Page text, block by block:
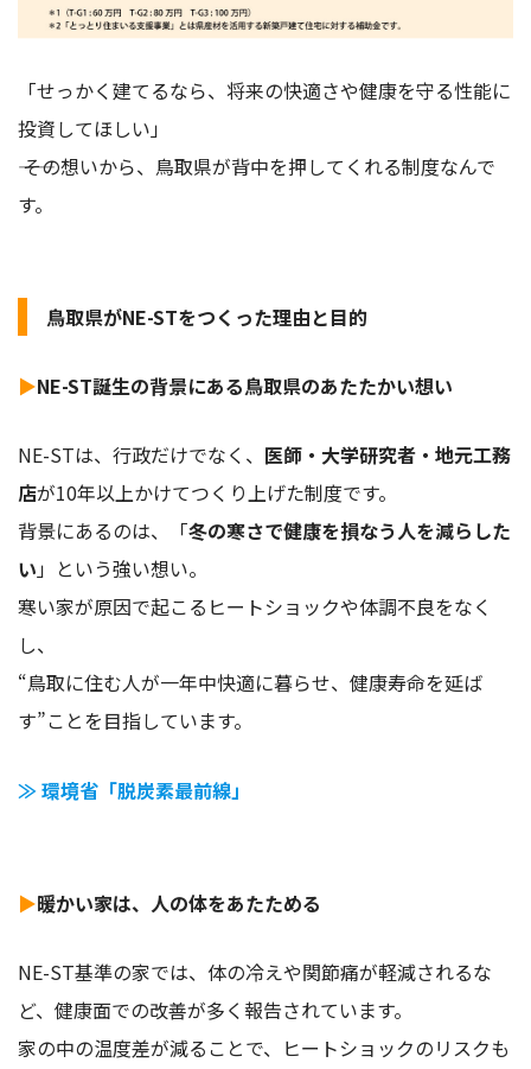
「せっかく建てるなら、将来の快適さや健康を守る性能に
投資してほしい」
―― その想いから、鳥取県が背中を押してくれる制度なんで
す。
鳥取県がNE-STをつくった理由と目的
▶NE-ST誕生の背景にある鳥取県のあたたかい想い
NE-STは、行政だけでなく、 医師・大学研究者・地元工務
店が10年以上かけてつくり上げた制度です。
背景にあるのは、「冬の寒さで健康を損なう人を減らした
い」という強い想い。
寒い家が原因で起こるヒートショックや体調不良をなく
し、
“鳥取に住む人が一年中快適に暮らせ、健康寿命を延ば
す”ことを目指しています。
≫環境省「脱炭素最前線」
▶暖かい家は、人の体をあたためる
NE-ST基準の家では、体の冷えや関節痛が軽減されるな
ど、健康面での改善が多く報告されています。
家の中の温度差が減ることで、ヒートショックのリスクも